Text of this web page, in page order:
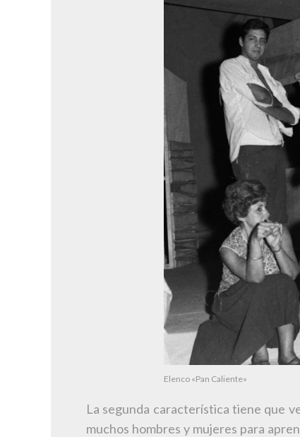
Elenco «Pan Caliente»
La segunda característica tiene que
muchos hombres y mujeres para